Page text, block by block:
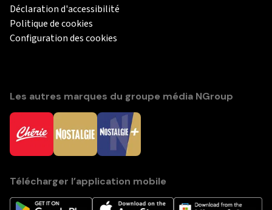
Déclaration d'accessibilité
Politique de cookies
Configuration des cookies
Les autres marques du groupe média NGroup
Télécharger l’application mobile